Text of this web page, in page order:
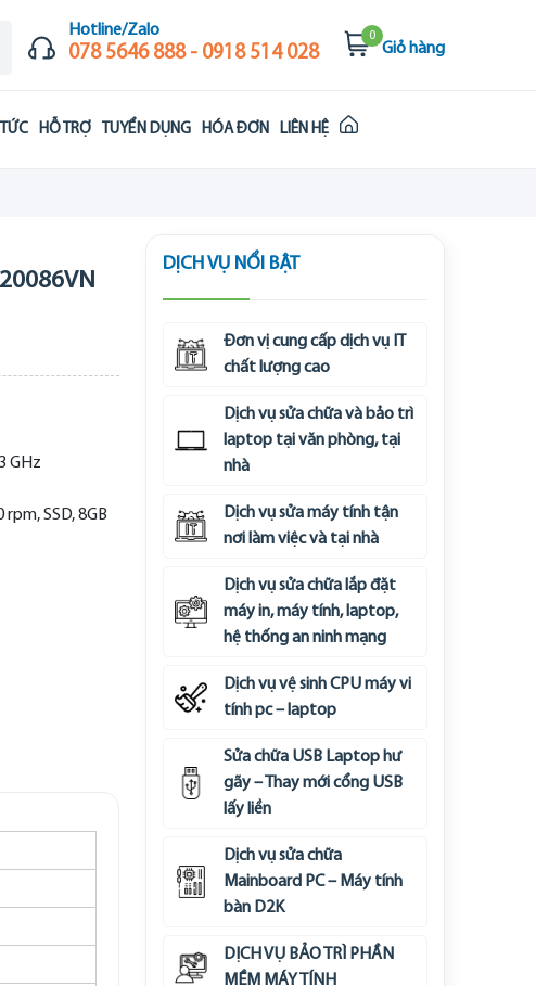
Hotline/Zalo
078 5646 888 - 0918 514 028
0
Giỏ hàng
TỨC HỖ TRỢ TUYỂN DỤNG HÓA ĐƠN LIÊN HỆ
GHz
rpm, SSD, 8GB
DỊCH VỤ NỔI BẬT
Đơn vị cung cấp dịch vụ IT
chất lượng cao
Dịch vụ sửa chữa và bảo trì
laptop tại văn phòng, tại
nhà
Dịch vụ sửa máy tính tận
nơi làm việc và tại nhà
Dịch vụ sửa chữa lắp đặt
máy in, máy tính, laptop,
hệ thống an ninh mạng
Dịch vụ vệ sinh CPU máy vi
tính pc – laptop
Sửa chữa USB Laptop hư
gãy – Thay mới cổng USB
lấy liền
Dịch vụ sửa chữa
Mainboard PC – Máy tính
bàn D2K
DỊCH VỤ BẢO TRÌ PHẦN
MỀM MÁY TÍNH